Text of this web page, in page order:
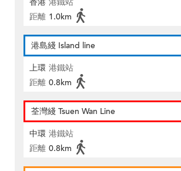
香港 港鐵站
距離 1.0km
港島綫 Island line
上環 港鐵站
距離 0.8km
荃灣綫 Tsuen Wan Line
中環 港鐵站
距離 0.8km